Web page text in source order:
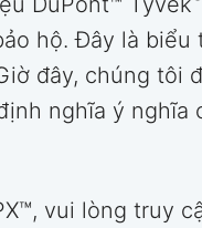
hộ. Đây là biểu
đây, chúng tôi
nghĩa ý nghĩa
vui lòng truy